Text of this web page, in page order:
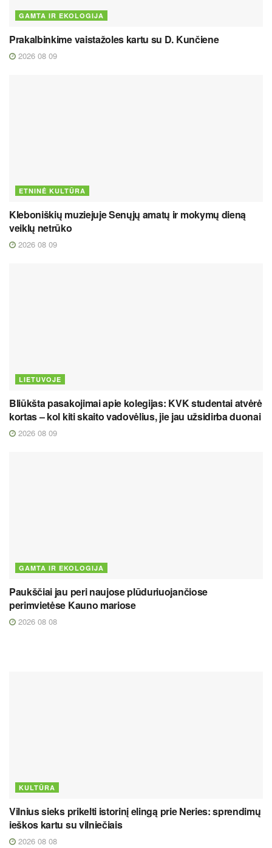
GAMTA IR EKOLOGIJA
Prakalbinkime vaistažoles kartu su D. Kunčiene
2026 08 09
ETNINĖ KULTŪRA
Kleboniškių muziejuje Senųjų amatų ir mokymų dieną
veiklų netrūko
2026 08 09
LIETUVOJE
Bliūkšta pasakojimai apie kolegijas: KVK studentai atvėrė
kortas – kol kiti skaito vadovėlius, jie jau užsidirba duonai
2026 08 09
GAMTA IR EKOLOGIJA
Paukščiai jau peri naujose plūduriuojančiose
perimvietėse Kauno mariose
2026 08 08
KULTŪRA
Vilnius sieks prikelti istorinį elingą prie Neries: sprendimų
ieškos kartu su vilniečiais
2026 08 08